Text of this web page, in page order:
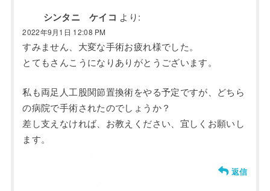
シンタニ ケイコ より:
2022年9月1日 12:08 PM
すみません、大変な手術お疲れ様でした。
とてもさんこうになりありがとうございます。
私も両足人工股関節置換術をやる予定ですが、どちら
の病院で手術されたのでしょうか？
差し支えなければ、お教えください、宜しくお願いし
ます。
返信